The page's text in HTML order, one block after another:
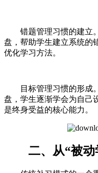
错题管理习惯的建立
盘，帮助学生建立系统的
优化学习方法。
目标管理习惯的形成
盘，学生逐渐学会为自己
是终身受益的核心能力。
二、从“被